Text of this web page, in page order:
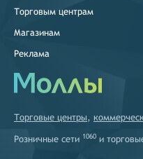
Торговым центрам
Магазинам
Реклама
Торговые центры,
Розничные сети 1060 и